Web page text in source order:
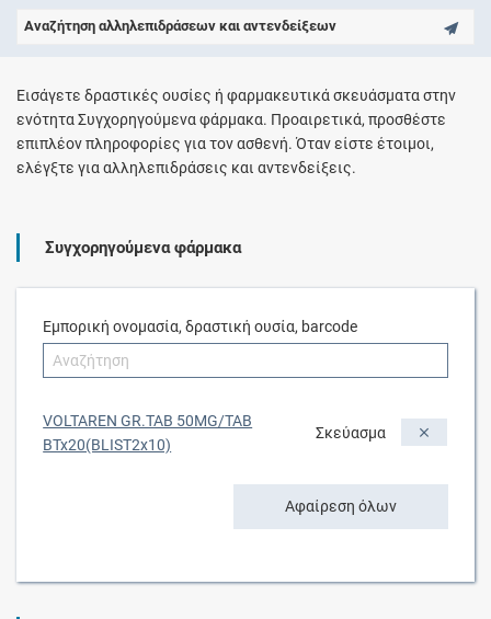
Αναζήτηση αλληλεπιδράσεων και αντενδείξεων
Εισάγετε δραστικές ουσίες ή φαρμακευτικά σκευάσματα στην
ενότητα Συγχορηγούμενα φάρμακα. Προαιρετικά, προσθέστε
επιπλέον πληροφορίες για τον ασθενή. Όταν είστε έτοιμοι,
ελέγξτε για αλληλεπιδράσεις και αντενδείξεις.
Συγχορηγούμενα φάρμακα
Εμπορική ονομασία, δραστική ουσία, barcode
VOLTAREN GR.TAB 50MG/TAB
BTx20(BLIST2x10)
Σκεύασμα
Αφαίρεση όλων